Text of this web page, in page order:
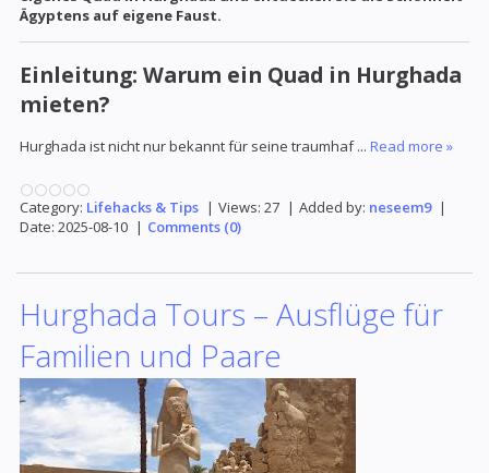
Ägyptens auf eigene Faust.
Einleitung: Warum ein Quad in Hurghada
mieten?
Hurghada ist nicht nur bekannt für seine traumhaf... Read more »
Category: Lifehacks & Tips | Views: 27 | Added by: neseem9 |
Date: 2025-08-10 | Comments (0)
Hurghada Tours – Ausflüge für
Familien und Paare